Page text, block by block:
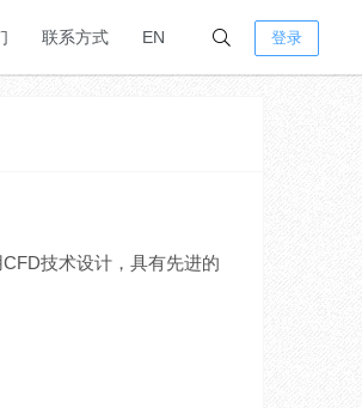
联系方式 EN 登录
技术设计，具有先进的